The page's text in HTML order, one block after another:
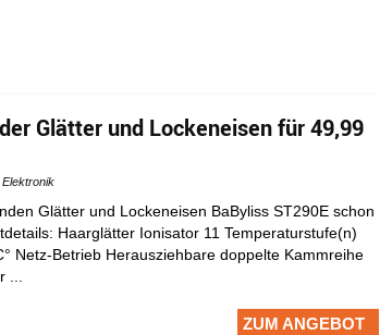
Glätter und Lockeneisen für 49,99
Elektronik
Glätter und Lockeneisen BaByliss ST290E schon
Haarglätter Ionisator 11 Temperaturstufe(n)
Netz-Betrieb Herausziehbare doppelte Kammreihe
ZUM ANGEBOT